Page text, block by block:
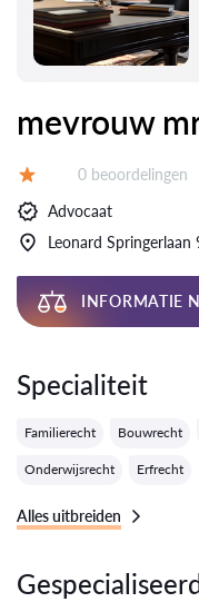
mevrouw
Getuigenissen:
0 beoordelingen
Advocaat
Leonard
INFORMATIE
Specialiteit
Familierecht Bouwrecht
Onderwijsrecht Erfrecht
Alles uitbreiden